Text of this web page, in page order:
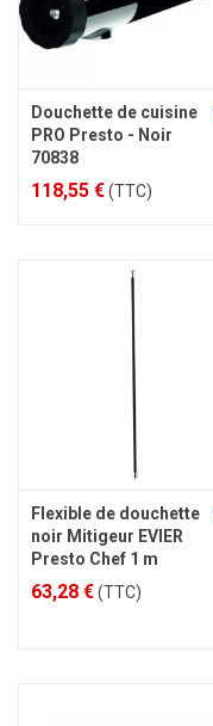
Douchette de cuisine
PRO Presto - Noir
70838
118,55 €(TTC)
Flexible de douchette
noir Mitigeur EVIER
Presto Chef 1 m
63,28 €(TTC)